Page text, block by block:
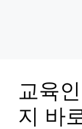
교육
지 바